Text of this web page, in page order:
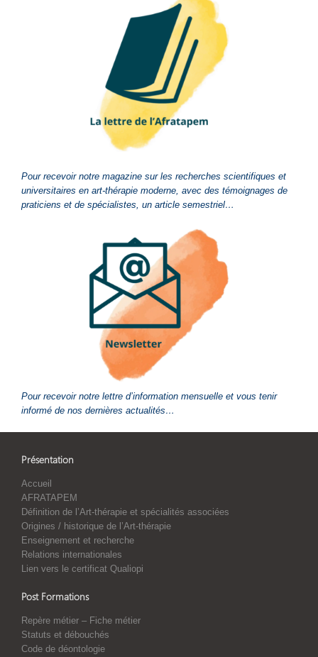
Pour recevoir notre magazine sur les recherches scientifiques et
universitaires en art-thérapie moderne, avec des témoignages de
praticiens et de spécialistes, un article semestriel…
Pour recevoir notre lettre d’information mensuelle et vous tenir
informé de nos dernières actualités…
Présentation
Accueil
AFRATAPEM
Définition de l’Art-thérapie et spécialités associées
Origines / historique de l’Art-thérapie
Enseignement et recherche
Relations internationales
Lien vers le certificat Qualiopi
Post Formations
Repère métier – Fiche métier
Statuts et débouchés
Code de déontologie